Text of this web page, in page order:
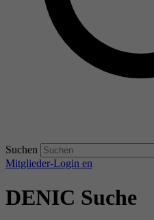
Suchen
Mitglieder-Login en
DENIC Suche